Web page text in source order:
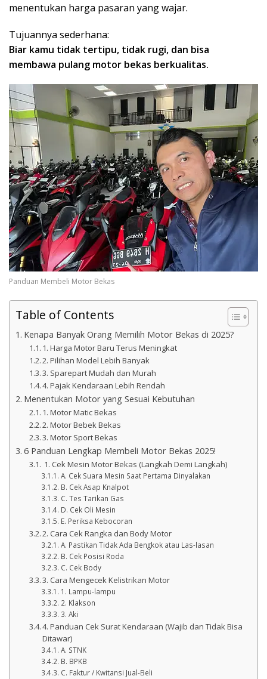
menentukan harga pasaran yang wajar.
Tujuannya sederhana:
Biar kamu tidak tertipu, tidak rugi, dan bisa
membawa pulang motor bekas berkualitas.
Panduan Membeli Motor Bekas
Table of Contents
Kenapa Banyak Orang Memilih Motor Bekas di 2025?
1. Harga Motor Baru Terus Meningkat
2. Pilihan Model Lebih Banyak
3. Sparepart Mudah dan Murah
4. Pajak Kendaraan Lebih Rendah
Menentukan Motor yang Sesuai Kebutuhan
1. Motor Matic Bekas
2. Motor Bebek Bekas
3. Motor Sport Bekas
6 Panduan Lengkap Membeli Motor Bekas 2025!
1. Cek Mesin Motor Bekas (Langkah Demi Langkah)
A. Cek Suara Mesin Saat Pertama Dinyalakan
B. Cek Asap Knalpot
C. Tes Tarikan Gas
D. Cek Oli Mesin
E. Periksa Kebocoran
2. Cara Cek Rangka dan Body Motor
A. Pastikan Tidak Ada Bengkok atau Las-lasan
B. Cek Posisi Roda
C. Cek Body
3. Cara Mengecek Kelistrikan Motor
1. Lampu-lampu
2. Klakson
3. Aki
4. Panduan Cek Surat Kendaraan (Wajib dan Tidak Bisa
Ditawar)
A. STNK
B. BPKB
C. Faktur / Kwitansi Jual-Beli